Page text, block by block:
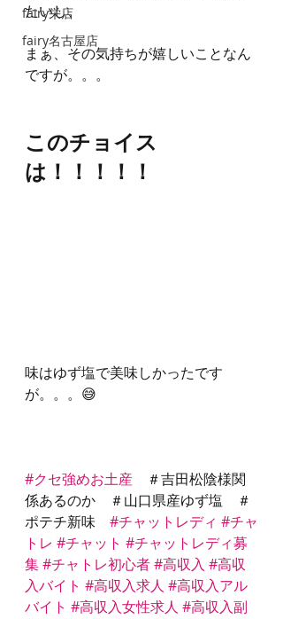
fairy栄店
fairy名古屋店
たいし、
まぁ、その気持ちが嬉しいことなん
ですが。。。
このチョイス
は！！！！！
味はゆず塩で美味しかったです
が。。。😅
#クセ強めお土産 ＃吉田松陰様関
係あるのか　＃山口県産ゆず塩　＃
ポテチ新味 #チャットレディ #チャ
トレ #チャット #チャットレディ募
集#チャトレ初心者#高収入 #高収
入バイト #高収入求人 #高収入アル
バイト #高収入女性求人 #高収入副